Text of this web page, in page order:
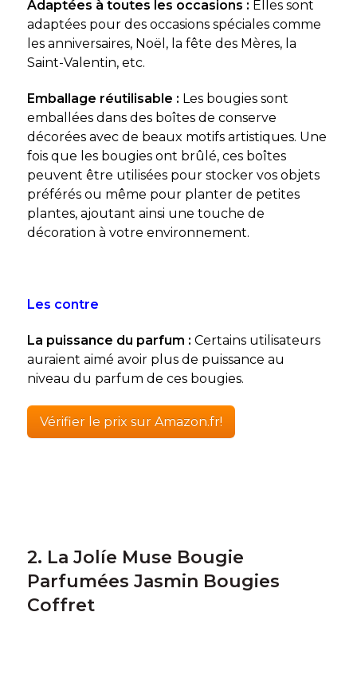
Adaptées à toutes les occasions : Elles sont
adaptées pour des occasions spéciales comme
les anniversaires, Noël, la fête des Mères, la
Saint-Valentin, etc.
Emballage réutilisable : Les bougies sont
emballées dans des boîtes de conserve
décorées avec de beaux motifs artistiques. Une
fois que les bougies ont brûlé, ces boîtes
peuvent être utilisées pour stocker vos objets
préférés ou même pour planter de petites
plantes, ajoutant ainsi une touche de
décoration à votre environnement.
Les contre
La puissance du parfum : Certains utilisateurs
auraient aimé avoir plus de puissance au
niveau du parfum de ces bougies.
Vérifier le prix sur Amazon.fr!
2. La Jolíe Muse Bougie
Parfumées Jasmin Bougies
Coffret